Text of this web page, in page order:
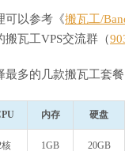
可以参考《搬瓦工/
瓦工VPS交流群（
多的几款搬瓦工套餐
内存 硬盘
核 1GB 20GB